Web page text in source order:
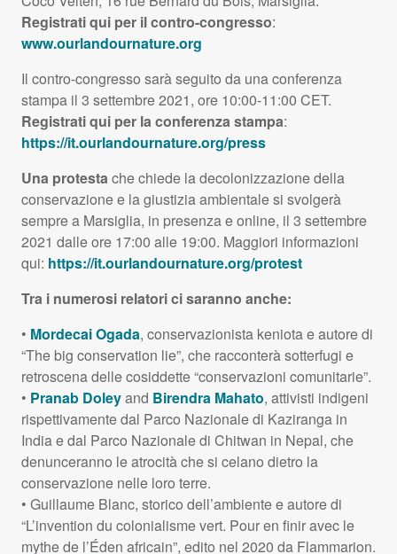
Registrati qui per il contro-congresso:
www.ourlandournature.org
Il contro-congresso sarà seguito da una conferenza
stampa il 3 settembre 2021, ore 10:00-11:00 CET.
Registrati qui per la conferenza stampa:
https://it.ourlandournature.org/press
Una protestache chiede la decolonizzazione della
conservazione e la giustizia ambientale si svolgerà
sempre a Marsiglia, in presenza e online, il 3 settembre
2021 dalle ore 17:00 alle 19:00. Maggiori informazioni
qui: https://it.ourlandournature.org/protest
Tra i numerosi relatori ci saranno anche:
• Mordecai Ogada, conservazionista keniota e autore di
“The big conservation lie”, che racconterà sotterfugi e
retroscena delle cosiddette “conservazioni comunitarie”.
• Pranab Doleyand Birendra Mahato, attivisti indigeni
rispettivamente dal Parco Nazionale di Kaziranga in
India e dal Parco Nazionale di Chitwan in Nepal, che
denunceranno le atrocità che si celano dietro la
conservazione nelle loro terre.
• Guillaume Blanc, storico dell’ambiente e autore di
“L’invention du colonialisme vert. Pour en finir avec le
mythe de l’Éden africain”, edito nel 2020 da Flammarion.